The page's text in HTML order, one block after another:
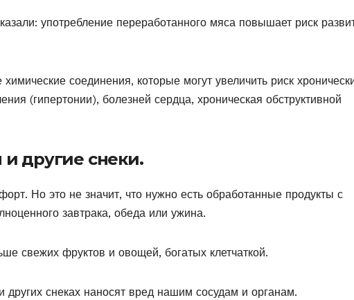
употребление переработанного мяса повышает риск
соединения, которые могут увеличить риск
(гипертонии), болезней сердца, хроническая обструктивной
другие снеки.
Но это не значит, что нужно есть обработанные продукты с
завтрака, обеда или ужина.
свежих фруктов и овощей, богатых клетчаткой.
других снеках наносят вред нашим сосудам и органам.